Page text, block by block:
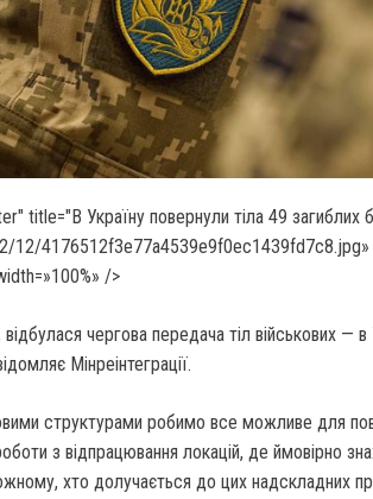
title="В Україну повернули тіла 49 загиблих
4176512f3e77a4539e9f0ec1439fd7c8.jpg»
/>
чергова передача тіл військових —
Мінреінтеграції.
структурами робимо все можливе для
з відпрацювання локацій, де ймовірно
хто долучається до цих надскладних